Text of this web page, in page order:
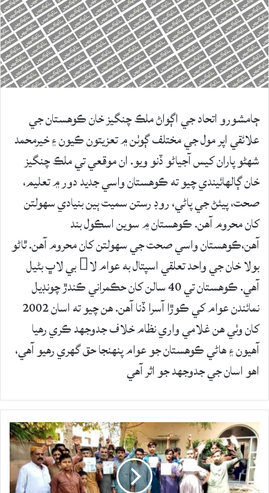
ڄامشورو اتحاد جي اڳواڻ ملڪ چنگيز خان ڪوهستان جي
علائقي اپر مول جي مختلف ڳوٺن ۾ تعزيتون ڪيون ۽ خيرمحمد
شھڻو پاران کيس آجياڻو ڏنو ويو. ان موقعي تي ملڪ چنگيز
خان ڳالهائيندي چيو ته ڪوهستان واسي جديد دور ۾ تعليم،
صحت، پيئڻ جي پاڻي، روڊ رستن سميت ٻين بنيادي سهولتن
کان محروم آهن. ڪوهستان ۾ سوين اسڪول بند
آهن،ڪوهستان واسي صحت جي سهولتن کان محروم آهن. ٿاڻو
بولا خان جي واحد تعلقي اسپتال به عوام لا بي لاڀ بڻيل
آهي. ڪوهستان تي 40 سالن کان حڪمراني ڪندڙ چونڊيل
نمائندن عوام کي ڪوڙا آسرا ڏنا آهن. هن چيو ته اسان 2002
کان وٺي هن غلامي واري نظام خلاف جدوجهد ڪري رهيا
آھيون ۽ هاڻي ڪوهستان جو عوام پنهنجا حق گهري رهيو آهي،
اهو اسان جي جدوجهد جو اثر آهي